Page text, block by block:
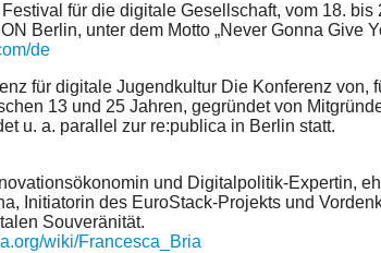
für die digitale Gesellschaft, vom 18. bis
Berlin, unter dem Motto „Never Gonna Give
de
für digitale Jugendkultur Die Konferenz von,
13 und 25 Jahren, gegründet von
u. a. parallel zur re:publica in Berlin statt.
und Digitalpolitik-Expertin,
Initiatorin des EuroStack-Projekts und
Souveränität.
wiki/Francesca_Bria